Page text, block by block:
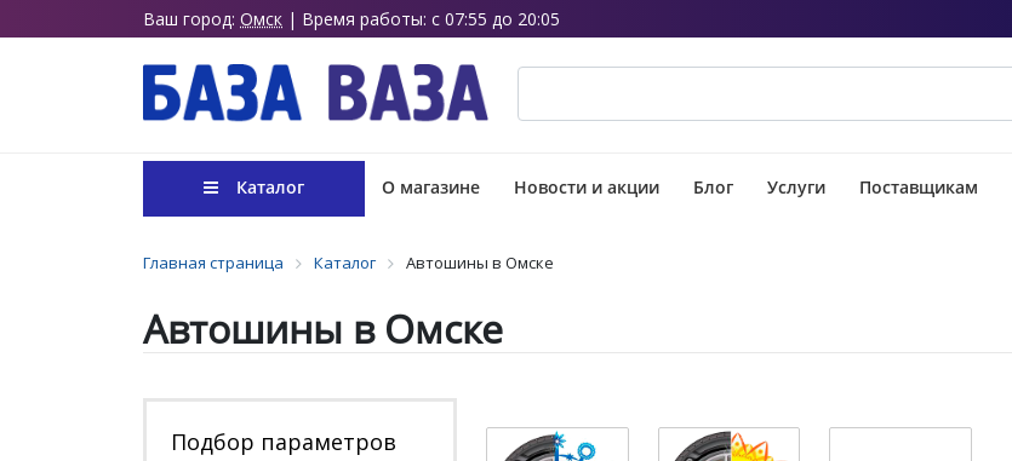
Ваш город: Омск | Время работы: с 07:55 до 20:05
Каталог О магазине Новости и акции Блог Услуги Поставщикам
Главная страница Каталог Автошины в Омске
Автошины в Омске
Подбор параметров